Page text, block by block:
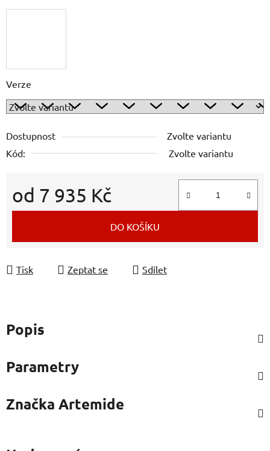
Verze
Dostupnost
Zvolte variantu
Kód:
Zvolte variantu
od 7 935 Kč
Měrná cena:
DO KOŠÍKU
Tisk Zeptat se Sdílet
Popis
Parametry
Značka Artemide